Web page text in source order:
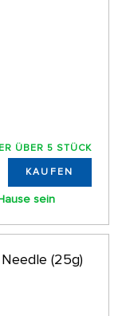
ÜBER 5 STÜCK
KAUFEN
sein
(25g)